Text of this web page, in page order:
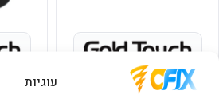
עוגיות Gold Touch Gel Keyboard Pad
משטח